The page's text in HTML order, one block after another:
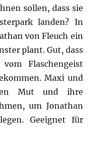
sollen, dass sie
landen? In
von Fleuch ein
plant. Gut, dass
Flaschengeist
Maxi und
Mut und ihre
um Jonathan
Geeignet für